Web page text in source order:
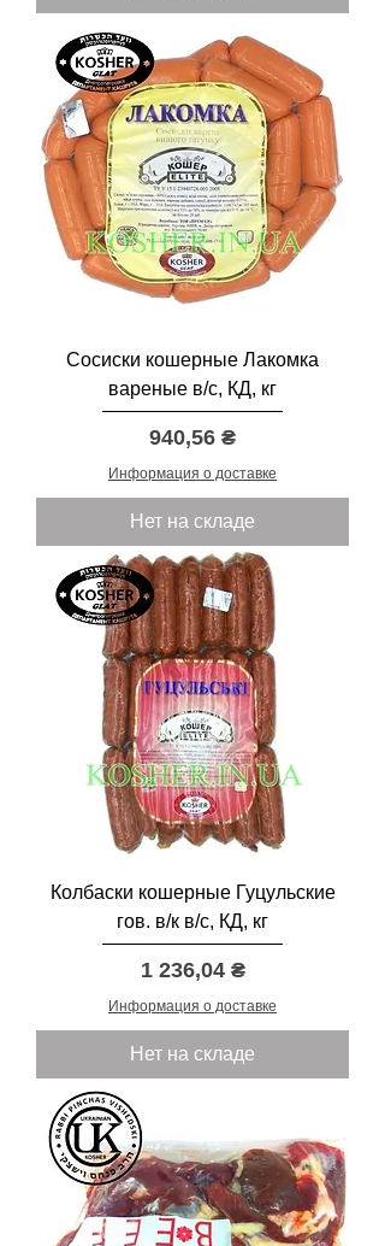
Сосиски кошерные Лакомка
вареные в/с, КД, кг
Цена
940,56 ₴
Информация о доставке
Нет на складе
Колбаски кошерные Гуцульские
гов. в/к в/с, КД, кг
Цена
1 236,04 ₴
Информация о доставке
Нет на складе